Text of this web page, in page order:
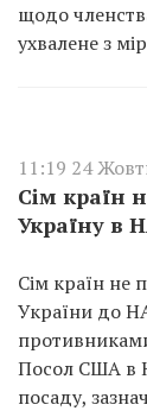
щодо
ухвалене з
11:19 24
Сім країн
Україну в
Сім країн не
України до
Посол США в
посаду,